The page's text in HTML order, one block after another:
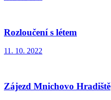
Rozloučení s létem
11. 10. 2022
Zájezd Mnichovo Hradiště